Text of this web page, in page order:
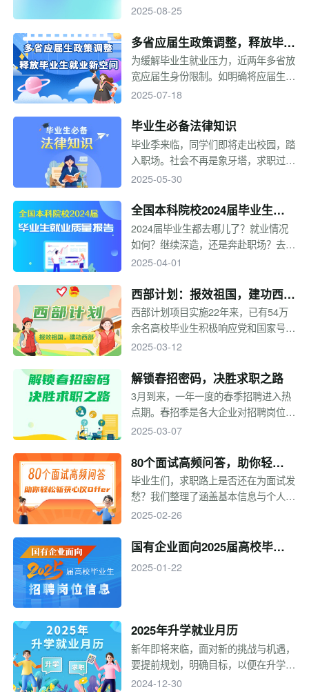
骤，帮你避开误区、少走弯路。
将1000个微专业和1000个职业能力培
只换装备，几节课掌握新职业，撬动新
兴行业大门。
2025-08-25
多省应届生政策调整，释放毕业
生就业新空间
为缓解毕业生就业压力，近两年多省放
宽应届生身份限制。如明确将应届生认
定范围从"毕业当年"拓展至"离校2年内
业生提供更长时间的择业期。高校毕业
生如何了解政策，实现高质量就业？一
起来看！
2025-07-18
毕业生必备法律知识
毕业季来临，同学们即将走出校园，踏
入职场。社会不再是象牙塔，求职过程
中难免遇到不法行为，从签订劳动合同
范求职陷阱，法律为我们保驾护航。毕
业生应了解并掌握必要的法律知识，维
护自身合法权益。
2025-05-30
全国本科院校2024届毕业生就
业质量报告
2024届毕业生都去哪儿了？就业情况
如何？继续深造，还是奔赴职场？去大
城市，还是回家乡工作？想知道2024
量报告给你答案。小编汇总全国本科院
校2024届毕业生就业质量报告，快来
看看有没有你关注的学校~
2025-04-01
西部计划：报效祖国，建功西
部！
西部计划项目实施22年来，已有54万
余名高校毕业生积极响应党和国家号
召，在2000多个县（市、区、旗）参
民、稳边固边，为西部地区和基层发展
注入青年力量。2025年，预计新招募
西部计划志愿者约4万人，欢迎广大有
代青年投身西部计划！
2025-03-12
解锁春招密码，决胜求职之路
3月到来，一年一度的春季招聘进入热
点期。春招季是各大企业对招聘岗位进
行查漏补缺的阶段，也是毕业生求职的
而出，顺利拿到心仪的工作呢？这里有
一份春招攻略，助你一臂之力。
2025-03-07
80个面试高频问答，助你轻松
斩获心仪Offer！
毕业生们，求职路上是否还在为面试发
愁？我们整理了涵盖基本信息与个人情
况、职业规划与求职动机、技能与岗位
配与文化价值观等5大模块的80个高频
例，助你轻松斩获Offer！
2025-02-26
国有企业面向2025届高校毕业
生招聘岗位信息
2025-01-22
2025年升学就业月历
新年即将来临，面对新的挑战与机遇，
要提前规划，明确目标，以便在升学与
就业的道路上走得更稳、更远。考研、
2024-12-30